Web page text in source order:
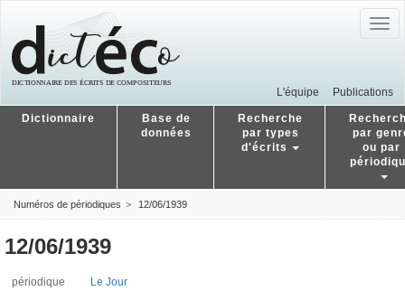
L'équipe Publications
Dictionnaire
Base de
données
Recherche
par types
d'écrits
par
ou par
Numéros de périodiques 12/06/1939
12/06/1939
périodique Le Jour